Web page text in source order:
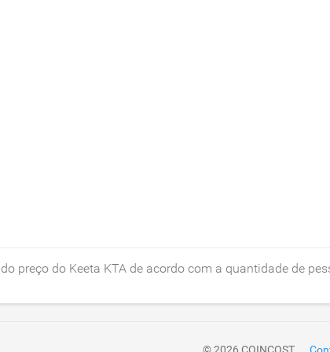
preço do Keeta KTA de acordo com a quantidade de